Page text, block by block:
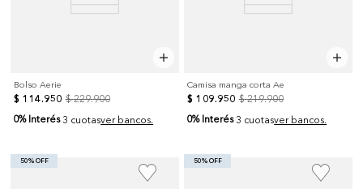
Bolso Aerie
$ 114.950 $ 229.900
0% Interés 3 cuotasver bancos.
Camisa manga corta Ae
$ 109.950 $ 219.900
0% Interés 3 cuotasver bancos.
50% OFF 50% OFF